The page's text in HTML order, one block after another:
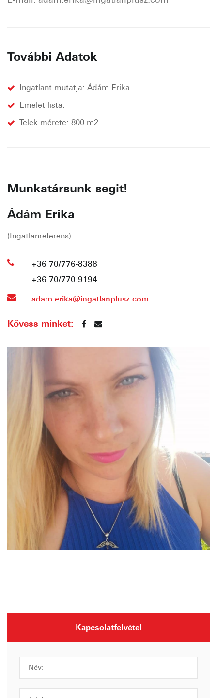
További Adatok
Ingatlant mutatja: Ádám Erika
Emelet lista:
Telek mérete: 800 m2
Munkatársunk segit!
Ádám Erika
(Ingatlanreferens)
+36 70/776-8388
+36 70/770-9194
adam.erika@ingatlanplusz.com
Kövess minket:
Kapcsolatfelvétel